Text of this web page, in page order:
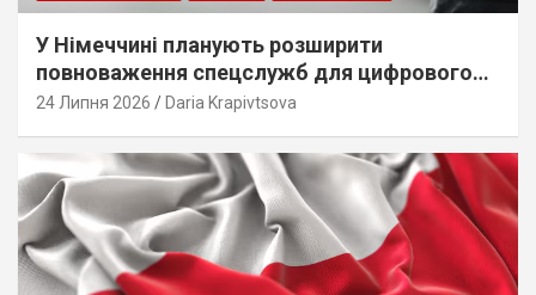
У Німеччині планують розширити
повноваження спецслужб для цифрового
стеження
24 Липня 2026 Daria Krapivtsova